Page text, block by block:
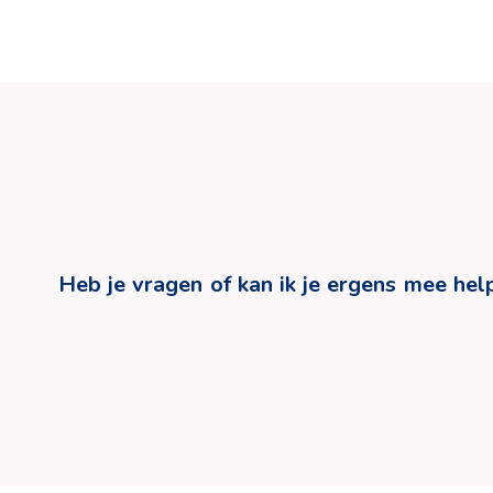
Heb je vragen of kan ik je ergens mee